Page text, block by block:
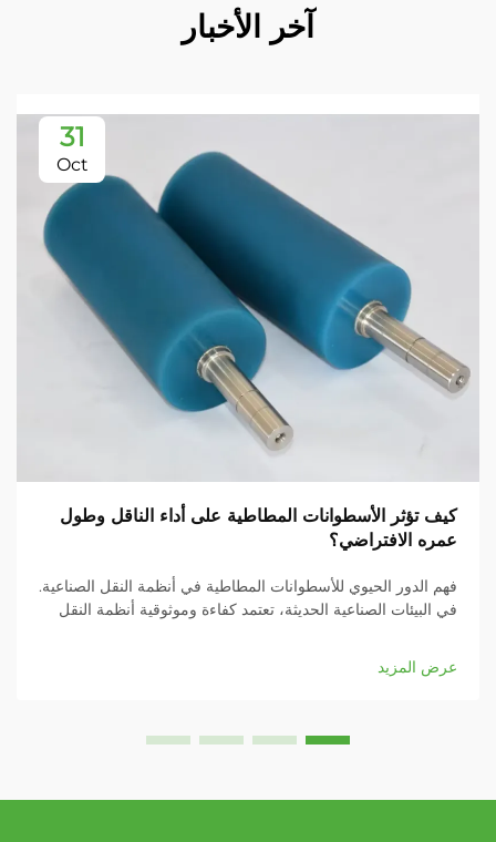
آخر الأخبار
31
Oct
كيف تؤثر الأسطوانات المطاطية على أداء الناقل وطول
عمره الافتراضي؟
فهم الدور الحيوي للأسطوانات المطاطية في أنظمة النقل الصناعية.
في البيئات الصناعية الحديثة، تعتمد كفاءة وموثوقية أنظمة النقل
العناصر...
عرض المزيد